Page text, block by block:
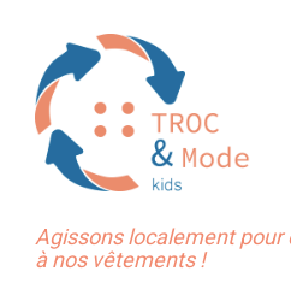
Agissons localement pour
à nos vêtements !